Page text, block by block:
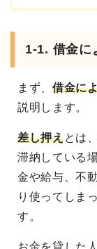
1-1. 借金に
まず、 借金に
説明します。
差し押えとは
滞納している
金や給与、不
り使ってしま
す。